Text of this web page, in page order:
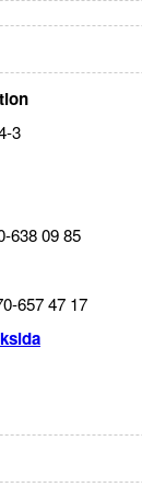
3
638 09 85
657 47 17